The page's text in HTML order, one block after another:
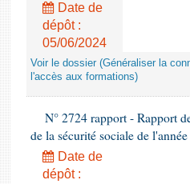
Budget et sécurité sociale
Questions écrites et orales
Comptes rendus des débats
Date de
dépôt :
05/06/2024
Voir le dossier (Généraliser la
l'accès aux formations)
N° 2724 rapport - Rapport
de la sécurité sociale de
Date de
dépôt :